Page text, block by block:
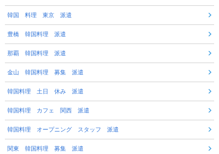
韓国 料理 東京 派遣
豊橋 韓国料理 派遣
那覇 韓国料理 派遣
金山 韓国料理 募集 派遣
韓国料理 土日 休み 派遣
韓国料理 カフェ 関西 派遣
韓国料理 オープニング スタッフ 派遣
関東 韓国料理 募集 派遣